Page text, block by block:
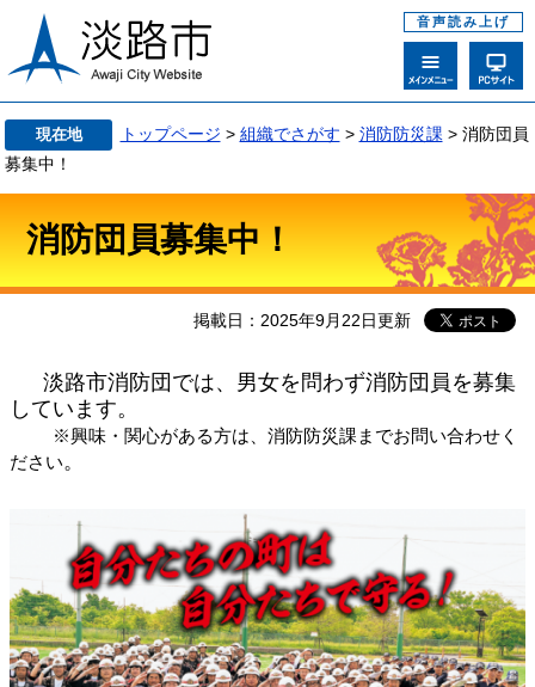
音声読み上げ
現在地 トップページ > 組織でさがす > 消防防災課 > 消防団員
募集中！
消防団員募集中！
掲載日：2025年9月22日更新
淡路市消防団では、男女を問わず消防団員を募集
しています。
※興味・関心がある方は、消防防災課までお問い合わせく
ださい。